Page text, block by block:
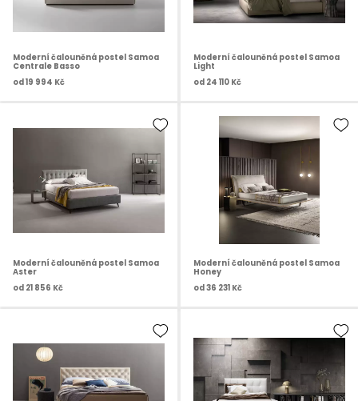
Moderní čalouněná postel Samoa
Centrale Basso
od 19 994 Kč
Moderní čalouněná postel Samoa
Light
od 24 110 Kč
Moderní čalouněná postel Samoa
Aster
od 21 856 Kč
Moderní čalouněná postel Samoa
Honey
od36 231 Kč